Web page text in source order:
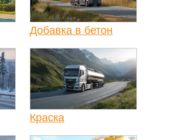
Добавка в бетон
Краска